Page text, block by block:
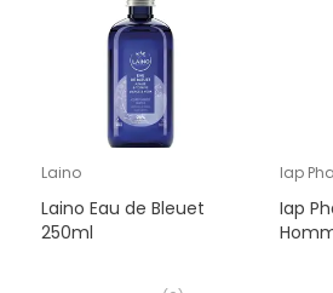
Laino
Laino Eau de Bleuet
250ml
Iap
Iap